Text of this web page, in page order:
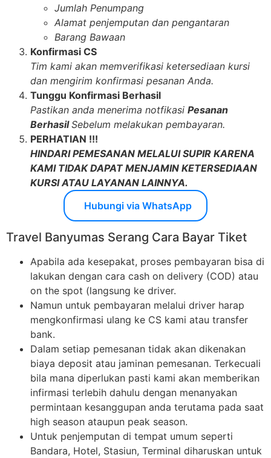
Jumlah Penumpang
Alamat penjemputan dan pengantaran
Barang Bawaan
Konfirmasi CS
Tim kami akan memverifikasi ketersediaan kursi
dan mengirim konfirmasi pesanan Anda.
Tunggu Konfirmasi Berhasil
Pastikan anda menerima notfikasi Pesanan
BerhasilSebelum melakukan pembayaran.
PERHATIAN !!!
HINDARI PEMESANAN MELALUI SUPIR KARENA
KAMI TIDAK DAPAT MENJAMIN KETERSEDIAAN
KURSI ATAU LAYANAN LAINNYA.
Hubungi via WhatsApp
Travel Banyumas Serang Cara Bayar Tiket
Apabila ada kesepakat, proses pembayaran bisa di
lakukan dengan cara cash on delivery (COD) atau
on the spot (langsung ke driver.
Namun untuk pembayaran melalui driver harap
mengkonfirmasi ulang ke CS kami atau transfer
bank.
Dalam setiap pemesanan tidak akan dikenakan
biaya deposit atau jaminan pemesanan. Terkecuali
bila mana diperlukan pasti kami akan memberikan
infirmasi terlebih dahulu dengan menanyakan
permintaan kesanggupan anda terutama pada saat
high season ataupun peak season.
Untuk penjemputan di tempat umum seperti
Bandara, Hotel, Stasiun, Terminal diharuskan untuk